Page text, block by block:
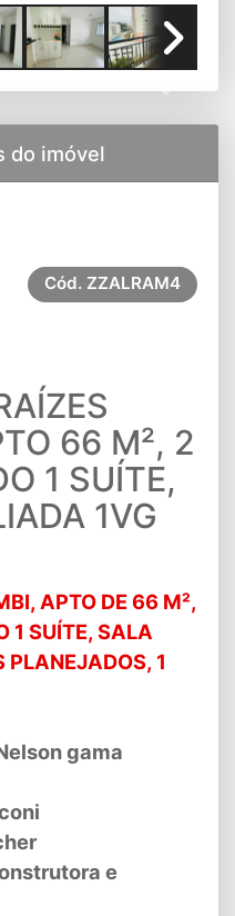
do imóvel
Cód. ZZALRAM4
66 M², 2
1 SUÍTE,
1VG
APTO DE 66 M²,
1 SUÍTE, SALA
1
gama
e